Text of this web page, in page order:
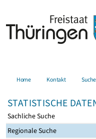
Home Kontakt Suche
STATISTISCHE
Sachliche Suche
Regionale Suche